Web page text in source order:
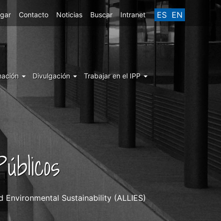
ES EN
Contacto Noticias Buscar Intranet
Divulgación Trabajar en el IPP
Sustainability (ALLIES)